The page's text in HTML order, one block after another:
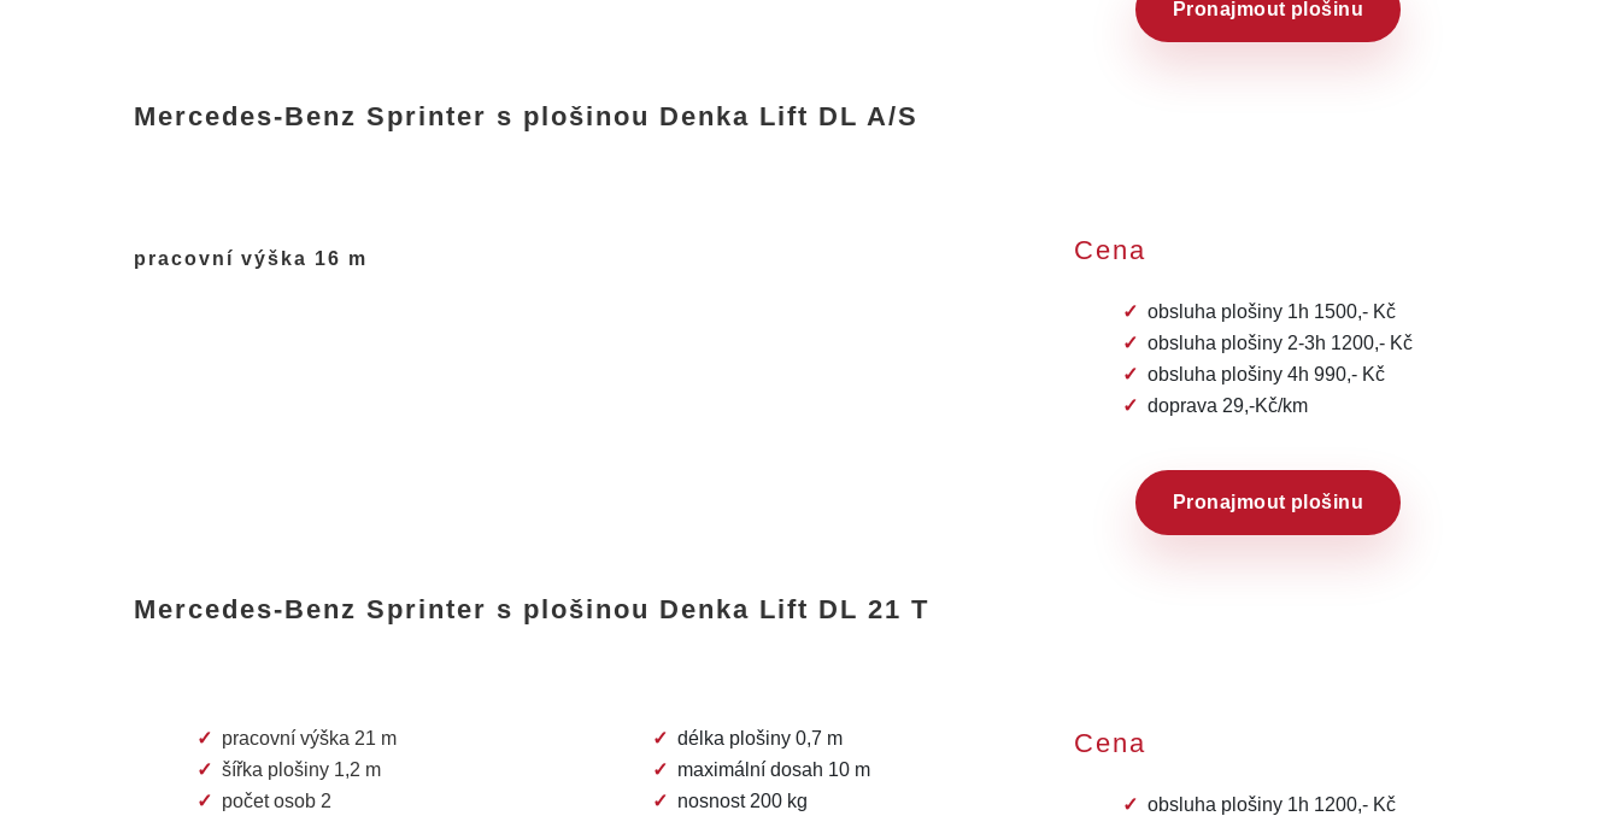
Pronajmout plošinu
Mercedes-Benz Sprinter s plošinou Denka Lift DL A/S
pracovní výška 16 m Cena
obsluha plošiny 1h 1500,- Kč
obsluha plošiny 2-3h 1200,- Kč
obsluha plošiny 4h 990,- Kč
doprava 29,-Kč/km
Pronajmout plošinu
Mercedes-Benz Sprinter s plošinou Denka Lift DL 21 T
pracovní výška 21 m
šířka plošiny 1,2 m
počet osob 2
délka plošiny 0,7 m
maximální dosah 10 m
nosnost 200 kg
Cena
obsluha plošiny 1h 1200,- Kč